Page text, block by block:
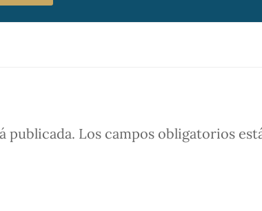
publicada. Los campos obligatorios